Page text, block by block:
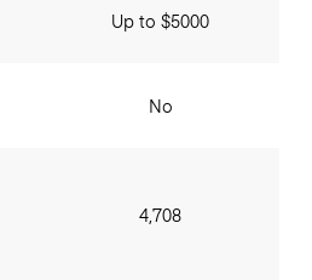
Up to $5000
No
4,708